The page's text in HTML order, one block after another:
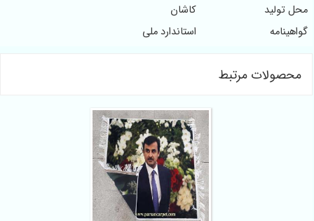
محل تولید
کاشان
گواهینامه
استاندارد ملی
محصولات مرتبط